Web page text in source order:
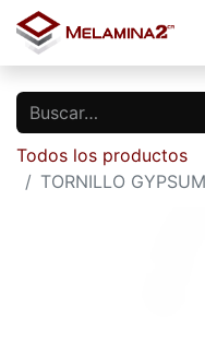
Todos los productos
TORNILLO